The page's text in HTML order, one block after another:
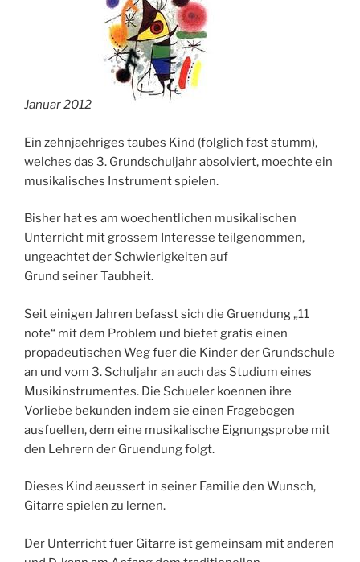
Januar 2012
Ein zehnjaehriges taubes Kind (folglich fast stumm),
welches das 3. Grundschuljahr absolviert, moechte ein
musikalisches Instrument spielen.
Bisher hat es am woechentlichen musikalischen
Unterricht mit grossem Interesse teilgenommen,
ungeachtet der Schwierigkeiten auf
Grund seiner Taubheit.
Seit einigen Jahren befasst sich die Gruendung „11
note“ mit dem Problem und bietet gratis einen
propadeutischen Weg fuer die Kinder der Grundschule
an und vom 3. Schuljahr an auch das Studium eines
Musikinstrumentes. Die Schueler koennen ihre
Vorliebe bekunden indem sie einen Fragebogen
ausfuellen, dem eine musikalische Eignungsprobe mit
den Lehrern der Gruendung folgt.
Dieses Kind aeussert in seiner Familie den Wunsch,
Gitarre spielen zu lernen.
Der Unterricht fuer Gitarre ist gemeinsam mit anderen